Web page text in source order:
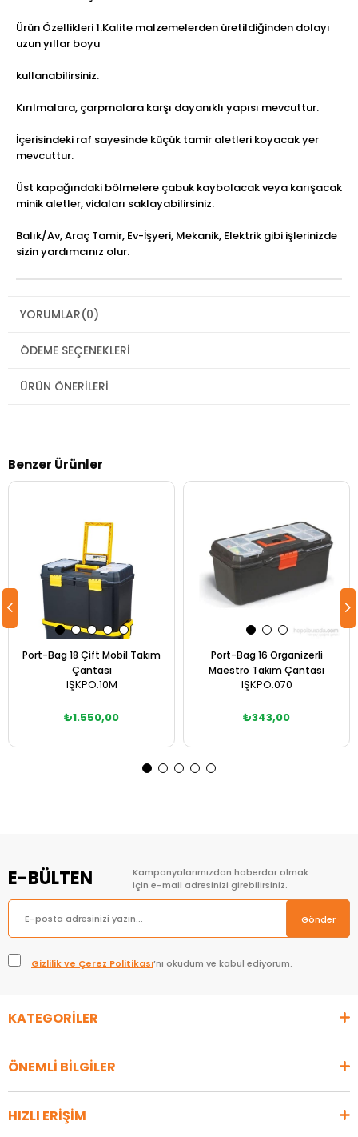
Ürün Özellikleri 1.Kalite malzemelerden üretildiğinden dolayı
uzun yıllar boyu
kullanabilirsiniz.
Kırılmalara, çarpmalara karşı dayanıklı yapısı mevcuttur.
İçerisindeki raf sayesinde küçük tamir aletleri koyacak yer
mevcuttur.
Üst kapağındaki bölmelere çabuk kaybolacak veya karışacak
minik aletler, vidaları saklayabilirsiniz.
Balık/Av, Araç Tamir, Ev-İşyeri, Mekanik, Elektrik gibi işlerinizde
sizin yardımcınız olur.
YORUMLAR(0)
ÖDEME SEÇENEKLERI
ÜRÜN ÖNERILERI
Benzer Ürünler
Port-Bag 18 Çift Mobil Takım
Çantası
IŞKPO.10M
₺1.550,00
Port-Bag 16 Organizerli
Maestro Takım Çantası
IŞKPO.070
₺343,00
E-BÜLTEN
Kampanyalarımızdan haberdar olmak
için e-mail adresinizi girebilirsiniz.
Gönder
Gizlilik ve Çerez Politikası’nı okudum ve kabul ediyorum.
KATEGORİLER
ÖNEMLİ BİLGİLER
HIZLI ERİŞİM